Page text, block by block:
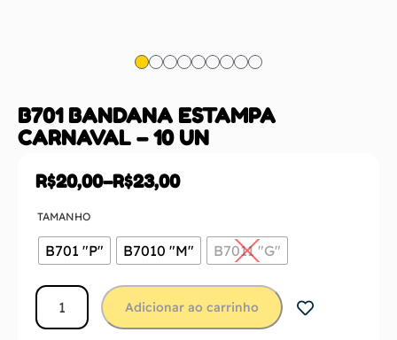
B701 BANDANA ESTAMPA
CARNAVAL – 10 UN
R$20,00–R$23,00
TAMANHO
B701 "P" B7010 "M" B7011 "G"
Adicionar ao carrinho